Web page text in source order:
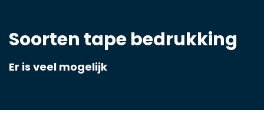
Soorten tape bedrukking
Er is veel mogelijk